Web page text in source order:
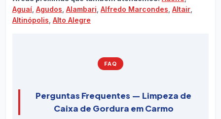
Aguaí, Agudos Alambari Alfredo Marcondes Altair,
Altinópolis Alto Alegre
FAQ
Perguntas Frequentes — Limpeza de
Caixa de Gordura em Carmo